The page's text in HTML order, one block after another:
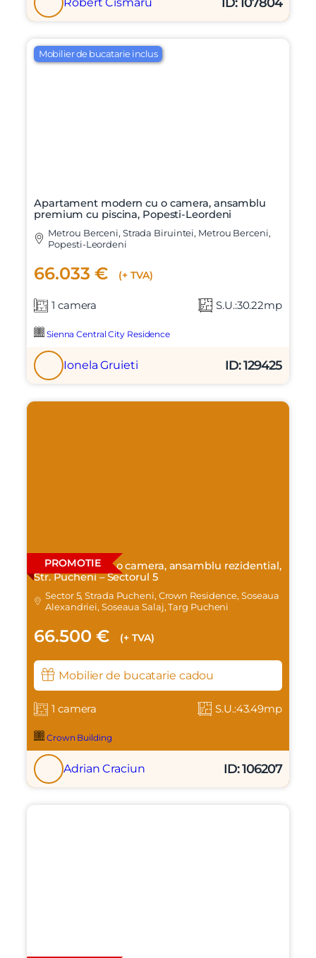
Robert Cismaru
Mobilier de bucatarie inclus
Apartament modern cu o camera, ansamblu
premium cu piscina, Popesti-Leordeni
Metrou Berceni, Strada Biruintei, Metrou Berceni,
Popesti-Leordeni
66.033 € (+ TVA)
1 camera S.U.:30.22mp
Sienna Central City Residence
Ionela Gruieti ID: 129425
PROMOTIE
Apartament cu o camera, ansamblu rezidential,
Str. Pucheni – Sectorul 5
Sector 5, Strada Pucheni, Crown Residence, Soseaua
Alexandriei, Soseaua Salaj, Targ Pucheni
66.500 € (+ TVA)
Mobilier de bucatarie cadou
1 camera S.U.:43.49mp
Crown Building
Adrian Craciun ID: 106207